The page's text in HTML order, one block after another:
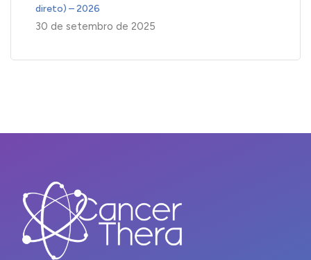
direto) – 2026
30 de setembro de 2025